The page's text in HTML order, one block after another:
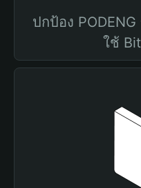
ปกป้อง
ใช้